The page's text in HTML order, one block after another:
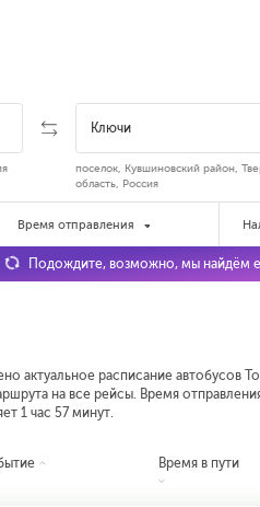
поселок, Кувшиновский район,
область, Россия
Время отправления
актуальное расписание автобусов
на все рейсы. Время
1 час 57 минут.
Подождите, возможно, мы найдём
Время в пути